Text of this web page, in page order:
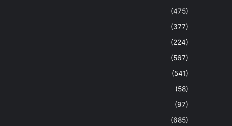
(475)
(377)
(224)
(567)
(541)
(58)
(97)
(685)